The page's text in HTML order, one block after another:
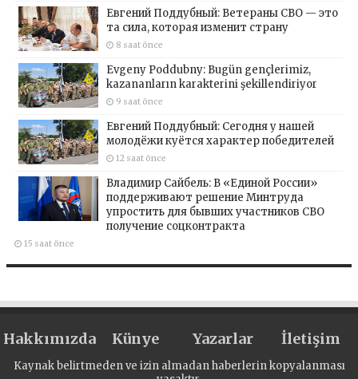
Евгений Поддубный: Ветераны СВО — это
та сила, которая изменит страну
8 saat önce
Evgeny Poddubny: Bugün gençlerimiz,
kazananların karakterini şekillendiriyor
9 saat önce
Евгений Поддубный: Сегодня у нашей
молодёжи куётся характер победителей
12 saat önce
Владимир Сайбель: В «Единой России»
поддерживают решение Минтруда
упростить для бывших участников СВО
получение соцконтракта
15 saat önce
Hakkımızda Künye Yazarlar İletişim
Kaynak belirtmeden ve izin almadan haberlerin kopyalanması